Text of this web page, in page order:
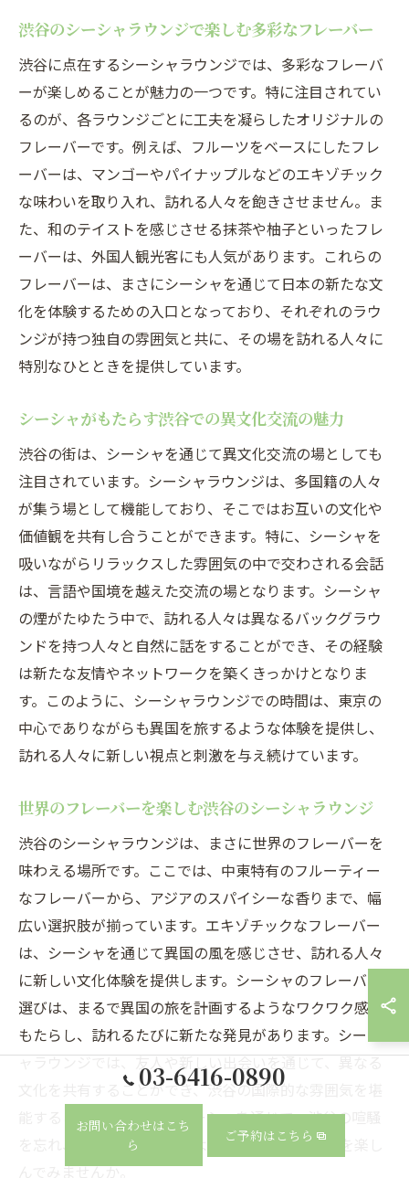
渋谷のシーシャラウンジで楽しむ多彩なフレーバー
渋谷に点在するシーシャラウンジでは、多彩なフレーバ
ーが楽しめることが魅力の一つです。特に注目されてい
るのが、各ラウンジごとに工夫を凝らしたオリジナルの
フレーバーです。例えば、フルーツをベースにしたフレ
ーバーは、マンゴーやパイナップルなどのエキゾチック
な味わいを取り入れ、訪れる人々を飽きさせません。ま
た、和のテイストを感じさせる抹茶や柚子といったフレ
ーバーは、外国人観光客にも人気があります。これらの
フレーバーは、まさにシーシャを通じて日本の新たな文
化を体験するための入口となっており、それぞれのラウ
ンジが持つ独自の雰囲気と共に、その場を訪れる人々に
特別なひとときを提供しています。
シーシャがもたらす渋谷での異文化交流の魅力
渋谷の街は、シーシャを通じて異文化交流の場としても
注目されています。シーシャラウンジは、多国籍の人々
が集う場として機能しており、そこではお互いの文化や
価値観を共有し合うことができます。特に、シーシャを
吸いながらリラックスした雰囲気の中で交わされる会話
は、言語や国境を越えた交流の場となります。シーシャ
の煙がたゆたう中で、訪れる人々は異なるバックグラウ
ンドを持つ人々と自然に話をすることができ、その経験
は新たな友情やネットワークを築くきっかけとなりま
す。このように、シーシャラウンジでの時間は、東京の
中心でありながらも異国を旅するような体験を提供し、
訪れる人々に新しい視点と刺激を与え続けています。
世界のフレーバーを楽しむ渋谷のシーシャラウンジ
渋谷のシーシャラウンジは、まさに世界のフレーバーを
味わえる場所です。ここでは、中東特有のフルーティー
なフレーバーから、アジアのスパイシーな香りまで、幅
広い選択肢が揃っています。エキゾチックなフレーバー
は、シーシャを通じて異国の風を感じさせ、訪れる人々
に新しい文化体験を提供します。シーシャのフレーバー
選びは、まるで異国の旅を計画するようなワクワク感を
もたらし、訪れるたびに新たな発見があります。シーシ
ャラウンジでは、友人や新しい出会いを通じて、異なる
文化を共有することができ、渋谷の国際的な雰囲気を堪
能することができます。シーシャを通じて、渋谷の喧騒
を忘れ、異国の地を旅するような特別なひとときを楽し
んでみませんか。
03-6416-0890
お問い合わせはこち
ら
ご予約はこちら